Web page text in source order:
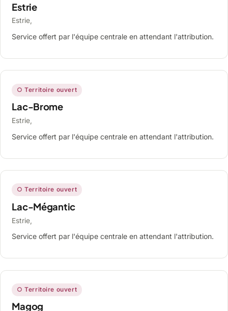
Estrie
Estrie,
Service offert par l'équipe centrale en attendant l'attribution.
○ Territoire ouvert
Lac-Brome
Estrie,
Service offert par l'équipe centrale en attendant l'attribution.
○ Territoire ouvert
Lac-Mégantic
Estrie,
Service offert par l'équipe centrale en attendant l'attribution.
○ Territoire ouvert
Magog